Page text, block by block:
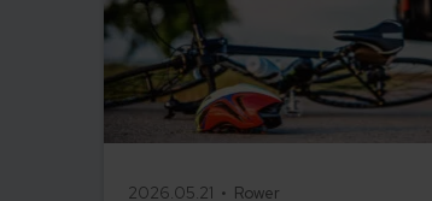
2026.05.21 • Rower